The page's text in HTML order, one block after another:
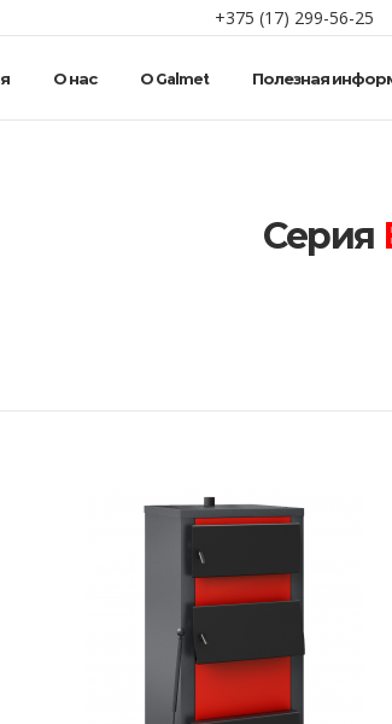
+375 (17) 299-56-25
О нас О Galmet Полезная
Серия